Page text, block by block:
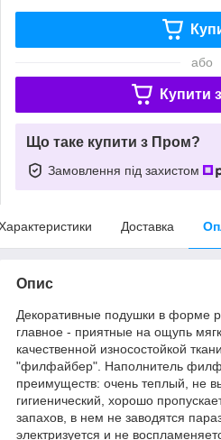
або
Купити з
Що таке купити з Пром?
Замовлення під захистом
Доставка
Опис
Декоративные подушки в форме
главное - приятные на ощупь
качественной износостойкой
"филфайбер". Наполнитель
преимуществ: очень теплый, не
гигиенический, хорошо
запахов, в нем не заводятся
электризуется и не